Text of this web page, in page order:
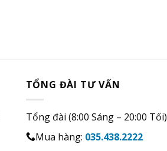
TỔNG ĐÀI TƯ VẤN
Tổng đài (8:00 Sáng – 20:00 Tối)
Mua hàng: 035.438.2222